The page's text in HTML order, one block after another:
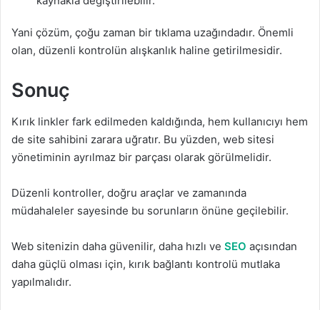
Yani çözüm, çoğu zaman bir tıklama uzağındadır. Önemli
olan, düzenli kontrolün alışkanlık haline getirilmesidir.
Sonuç
Kırık linkler fark edilmeden kaldığında, hem kullanıcıyı hem
de site sahibini zarara uğratır. Bu yüzden, web sitesi
yönetiminin ayrılmaz bir parçası olarak görülmelidir.
Düzenli kontroller, doğru araçlar ve zamanında
müdahaleler sayesinde bu sorunların önüne geçilebilir.
Web sitenizin daha güvenilir, daha hızlı ve SEO açısından
daha güçlü olması için, kırık bağlantı kontrolü mutlaka
yapılmalıdır.